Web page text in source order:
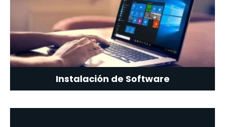
Instalación de Software